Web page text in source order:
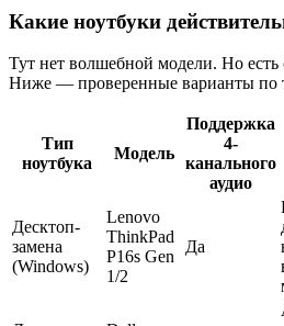
Какие ноутбуки
Тут нет волшебной модели. Но есть
Ниже — проверенные варианты по
Тип
ноутбука
Модель
Поддержка
4-
канального
аудио
Десктоп-
замена
(Windows)
Lenovo
ThinkPad
P16s Gen
1/2
Да